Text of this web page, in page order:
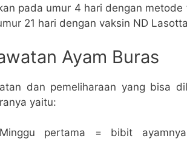
pada umur 4 hari dengan
21 hari dengan vaksin ND
Ayam Buras
dan pemeliharaan yang bisa
yaitu:
Minggu pertama = bibit